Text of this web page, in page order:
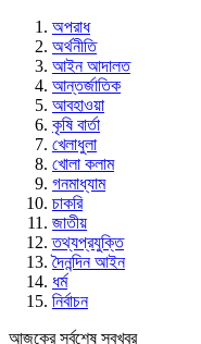
অপরাধ
অর্থনীতি
আইন আদালত
আন্তর্জাতিক
আবহাওয়া
কৃষি বার্তা
খেলাধুলা
খোলা কলাম
গনমাধ্যাম
চাকরি
জাতীয়
তথ্যপ্রযুক্তি
দৈনন্দিন আইন
ধর্ম
নির্বাচন
আজকের সর্বশেষ সবখবর